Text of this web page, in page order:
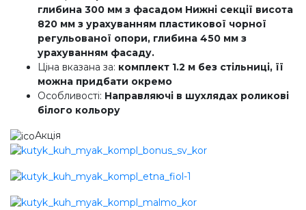
глибина 300 мм з фасадом Нижні секції висота
820 мм з урахуванням пластикової чорної
регульованої опори, глибина 450 мм з
урахуванням фасаду.
Ціна вказана за: комплект 1.2 м без стільниці, її
можна придбати окремо
Особливості: Направляючі в шухлядах роликові
білого кольору
Акція